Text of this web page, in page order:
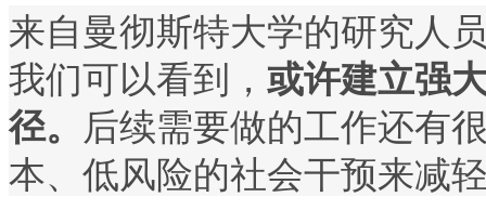
来自曼彻斯特大学的研究人
我们可以看到， 或许建立强
径。 后续需要做的工作还有
本、低风险的社会干预来减